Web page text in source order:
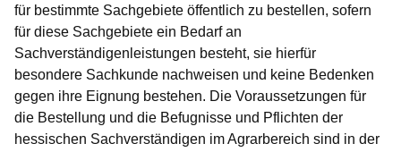
für bestimmte Sachgebiete öffentlich zu bestellen, sofern
für diese Sachgebiete ein Bedarf an
Sachverständigenleistungen besteht, sie hierfür
besondere Sachkunde nachweisen und keine Bedenken
gegen ihre Eignung bestehen. Die Voraussetzungen für
die Bestellung und die Befugnisse und Pflichten der
hessischen Sachverständigen im Agrarbereich sind in der